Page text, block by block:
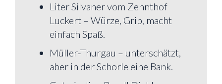
Liter Silvaner vom Zehnthof
Luckert – Würze, Grip, macht
einfach Spaß.
Müller-Thurgau – unterschätzt,
aber in der Schorle eine Bank.